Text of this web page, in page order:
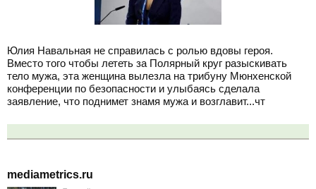
Юлия Навальная не справилась с ролью вдовы героя.
Вместо того чтобы лететь за Полярный круг разыскивать
тело мужа, эта женщина вылезла на трибуну Мюнхенской
конференции по безопасности и улыбаясь сделала
заявление, что поднимет знамя мужа и возглавит...чт
mediametrics.ru